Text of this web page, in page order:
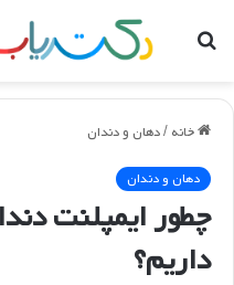
جستجو
خانه /دهان و دندان
دهان و دندان
چطور ایمپلنت
داریم؟